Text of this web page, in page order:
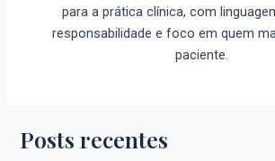
para a prática clínica, com
responsabilidade e foco em quem
paciente.
Posts recentes